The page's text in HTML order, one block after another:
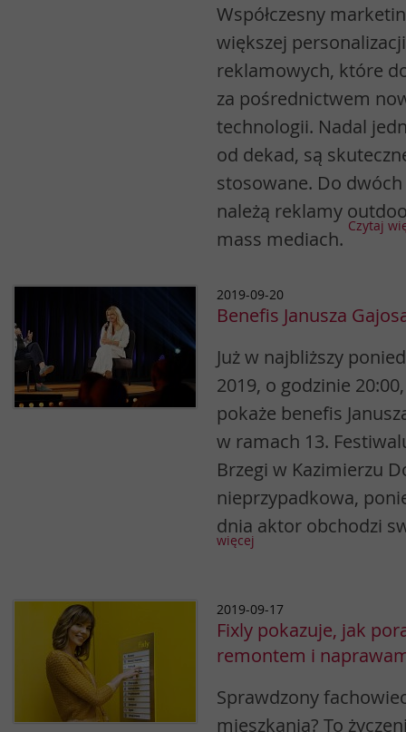
Współczesny
większej
reklamowych, które
za pośrednictwem
technologii. Nadal
od dekad, są
stosowane. Do
należą reklamy
mass mediach.
Czytaj
2019-09-20
Benefis Janusza
Już w najbliższy
2019, o godzinie 20:00,
pokaże benefis
w ramach 13.
Brzegi w Kazimierzu
nieprzypadkowa,
dnia aktor obchodzi
więcej
2019-09-17
Fixly pokazuje, jak
remontem i
Sprawdzony
mieszkania? To